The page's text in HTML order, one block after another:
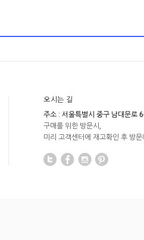
오시는 길
주소 : 서울특별시 중구 남대문로
구매를 위한 방문시,
미리 고객센터에 재고확인 후 방문